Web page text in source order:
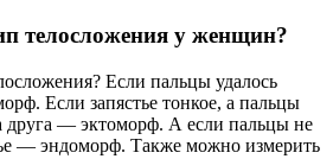
телосложения у женщин?
Если пальцы удалось
Если запястье тонкое, а пальцы
друга — эктоморф. А если пальцы не
— эндоморф. Также можно измерить